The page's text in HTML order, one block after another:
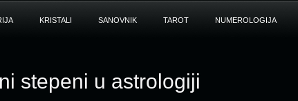
KRISTALI SANOVNIK TAROT NUMEROLOGIJA
stepeni u astrologiji